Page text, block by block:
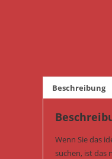
Beschreibung
Wenn Sie das
suchen, ist das